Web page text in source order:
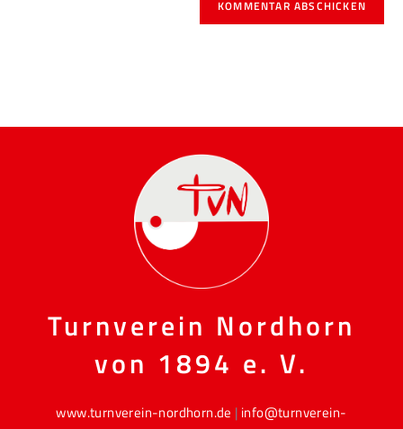
Turnverein Nordhorn
von 1894 e. V.
www.turnverein-nordhorn.de | info@turnverein-